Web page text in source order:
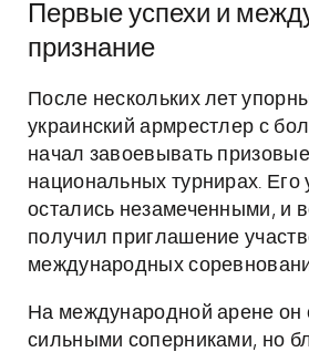
Первые успехи и
признание
После нескольких лет
украинский армрестлер с
начал завоевывать
национальных турнирах. Его
остались незамеченными, и
получил приглашение
международных
На международной арене он
сильными соперниками, но